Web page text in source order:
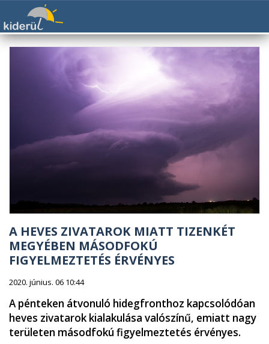
A HEVES ZIVATAROK MIATT TIZENKÉT
MEGYÉBEN MÁSODFOKÚ
FIGYELMEZTETÉS ÉRVÉNYES
2020. június. 06 10:44
A pénteken átvonuló hidegfronthoz kapcsolódóan
heves zivatarok kialakulása valószínű, emiatt nagy
területen másodfokú figyelmeztetés érvényes.